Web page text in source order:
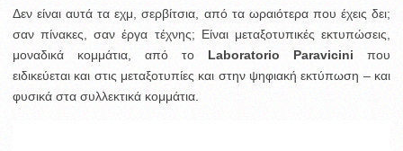
Δεν είναι αυτά τα εχμ, σερβίτσια, από τα ωραιότερα που έχεις δει;
σαν πίνακες, σαν έργα τέχνης; Είναι μεταξοτυπικές εκτυπώσεις,
μοναδικά κομμάτια, από το Laboratorio Paravicini που
ειδικεύεται και στις μεταξοτυπίες και στην ψηφιακή εκτύπωση – και
φυσικά στα συλλεκτικά κομμάτια.